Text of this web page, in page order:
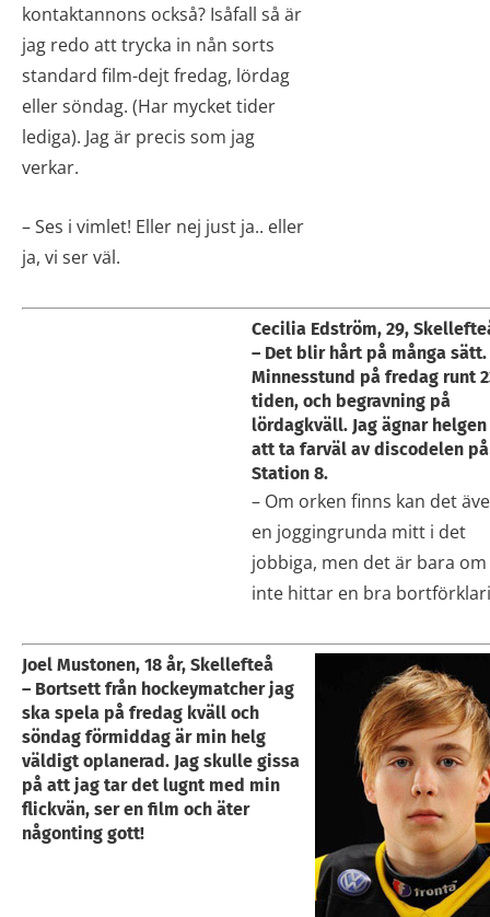
kontaktannons också? Isåfall så är
jag redo att trycka in nån sorts
standard film-dejt fredag, lördag
eller söndag. (Har mycket tider
lediga). Jag är precis som jag
verkar.
– Ses i vimlet! Eller nej just ja.. eller
ja, vi ser väl.
Cecilia Edström, 29,
– Det blir hårt på många sätt.
Minnesstund på fredag runt
tiden, och begravning på
lördagkväll. Jag ägnar
att ta farväl av discodelen på
Station 8.
– Om orken finns kan det
en joggingrunda mitt i det
jobbiga, men det är bara om
inte hittar en bra
Joel Mustonen, 18 år, Skellefteå
– Bortsett från hockeymatcher jag
ska spela på fredag kväll och
söndag förmiddag är min helg
väldigt oplanerad. Jag skulle gissa
på att jag tar det lugnt med min
flickvän, ser en film och äter
någonting gott!